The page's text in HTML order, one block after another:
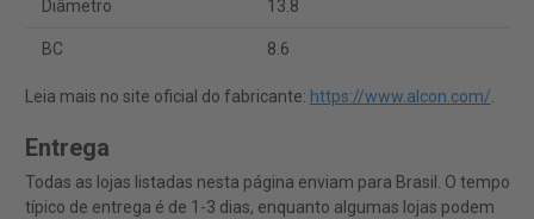
Diâmetro 13.8
BC 8.6
Leia mais no site oficial do fabricante: https://www.alcon.com/.
Entrega
Todas as lojas listadas nesta página enviam para Brasil. O tempo
típico de entrega é de 1-3 dias, enquanto algumas lojas podem